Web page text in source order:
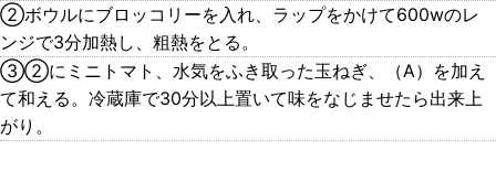
②ボウルにブロッコリーを入れ、ラップをかけて600wのレ
ンジで3分加熱し、粗熱をとる。
③②にミニトマト、水気をふき取った玉ねぎ、（A）を加え
て和える。冷蔵庫で30分以上置いて味をなじませたら出来上
がり。